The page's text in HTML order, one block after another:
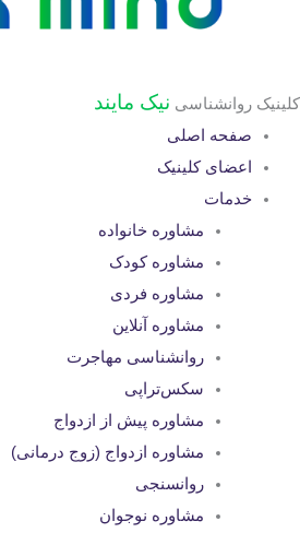
کلینیک روانشناسی نیک مایند
صفحه اصلی
اعضای کلینیک
خدمات
مشاوره خانواده
مشاوره کودک
مشاوره فردی
مشاوره آنلاین
روانشناسی مهاجرت
سکس‌تراپی
مشاوره پیش از ازدواج
مشاوره ازدواج (زوج درمانی)
روانسنجی
مشاوره نوجوان